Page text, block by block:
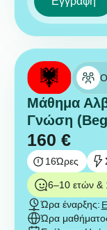
Μάθημα
Γνώση
160 €
16Ώρες
6–10 ετών &
Ώρα έναρξης:
Ώρα